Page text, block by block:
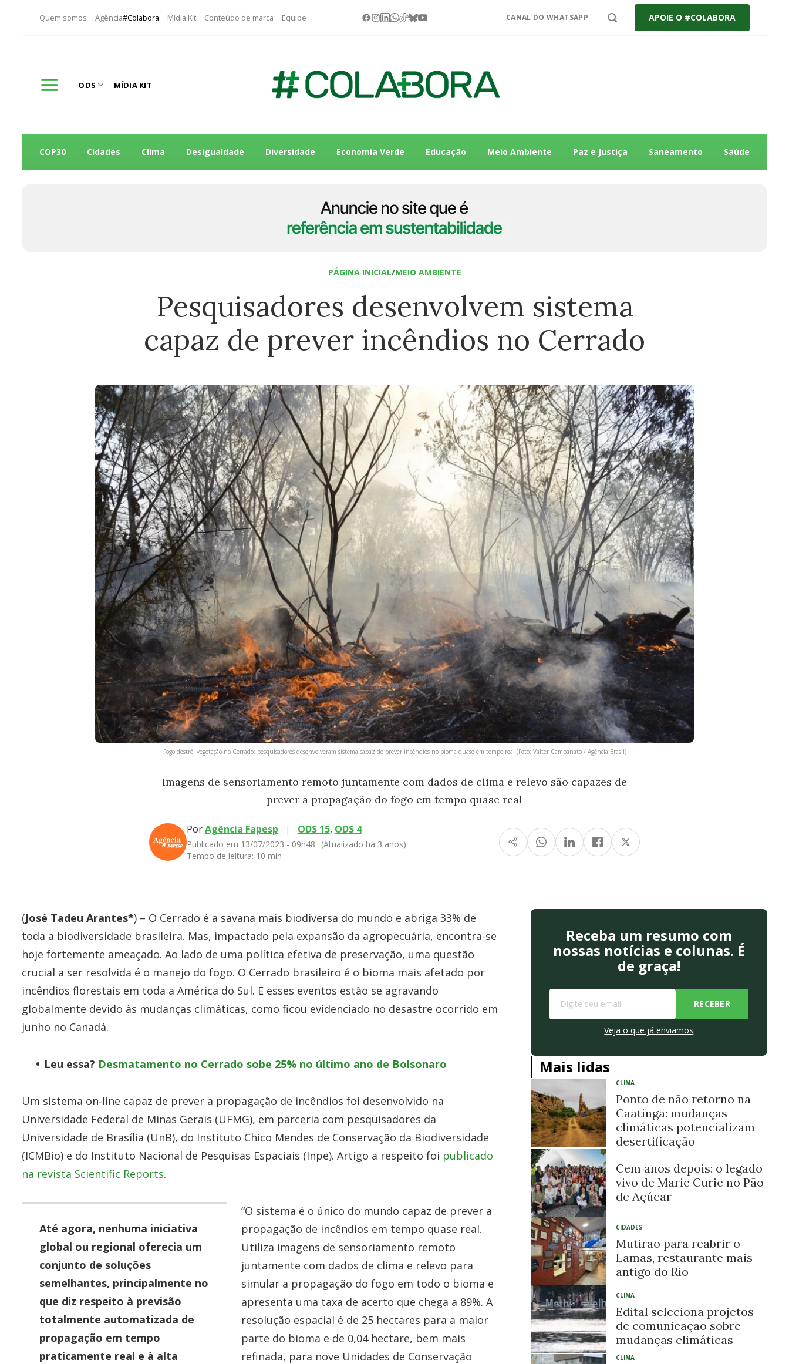
Quem somos Agência#Colabora Mídia Kit Conteúdo de marca Equipe CANAL DO WHATSAPP APOIE O #COLABORA
ODS MÍDIA KIT
COP30 Cidades Clima Desigualdade Diversidade Economia Verde Educação Meio Ambiente Paz e Justiça Saneamento Saúde
PÁGINA INICIAL/MEIO AMBIENTE
Pesquisadores desenvolvem sistema
capaz de prever incêndios no Cerrado
Fogo destrói vegetação no Cerrado: pesquisadores desenvolveram sistema capaz de prever incêndios no bioma quase em tempo real (Foto: Valter Campanato / Agência Brasil)
Imagens de sensoriamento remoto juntamente com dados de clima e relevo são capazes de
prever a propagação do fogo em tempo quase real
PorAgência Fapesp | ODS 15, ODS 4
Publicado em 13/07/2023 - 09h48
(Atualizado há 3 anos)
Tempo de leitura: 10 min
(José Tadeu Arantes*) – O Cerrado é a savana mais biodiversa do mundo e abriga 33% de
toda a biodiversidade brasileira. Mas, impactado pela expansão da agropecuária, encontra-se
hoje fortemente ameaçado. Ao lado de uma política efetiva de preservação, uma questão
crucial a ser resolvida é o manejo do fogo. O Cerrado brasileiro é o bioma mais afetado por
incêndios florestais em toda a América do Sul. E esses eventos estão se agravando
globalmente devido às mudanças climáticas, como ficou evidenciado no desastre ocorrido em
junho no Canadá.
Leu essa? Desmatamento no Cerrado sobe 25% no último ano de Bolsonaro
Um sistema on-line capaz de prever a propagação de incêndios foi desenvolvido na
Universidade Federal de Minas Gerais (UFMG), em parceria com pesquisadores da
Universidade de Brasília (UnB), do Instituto Chico Mendes de Conservação da Biodiversidade
(ICMBio) e do Instituto Nacional de Pesquisas Espaciais (Inpe). Artigo a respeito foi publicado
na revista Scientific Reports.
Até agora, nenhuma iniciativa
global ou regional oferecia um
conjunto de soluções
semelhantes, principalmente no
que diz respeito à previsão
totalmente automatizada de
propagação em tempo
praticamente real e à alta
“O sistema é o único do mundo capaz de prever a
propagação de incêndios em tempo quase real.
Utiliza imagens de sensoriamento remoto
juntamente com dados de clima e relevo para
simular a propagação do fogo em todo o bioma e
apresenta uma taxa de acerto que chega a 89%. A
resolução espacial é de 25 hectares para a maior
parte do bioma e de 0,04 hectare, bem mais
refinada, para nove Unidades de Conservação
Receba um resumo com
nossas notícias e colunas. É
de graça!
Veja o que já enviamos
Mais lidas
CLIMA
Ponto de não retorno na
Caatinga: mudanças
climáticas potencializam
desertificação
Cem anos depois: o legado
vivo de Marie Curie no Pão
de Açúcar
CIDADES
Mutirão para reabrir o
Lamas, restaurante mais
antigo do Rio
CLIMA
Edital seleciona projetos
de comunicação sobre
mudanças climáticas
CLIMA